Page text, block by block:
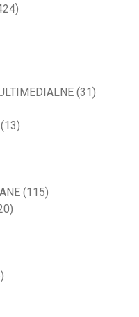
(31)
(13)
(115)